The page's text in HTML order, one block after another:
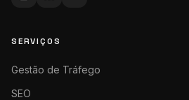
SERVIÇOS
Gestão de Tráfego
SEO